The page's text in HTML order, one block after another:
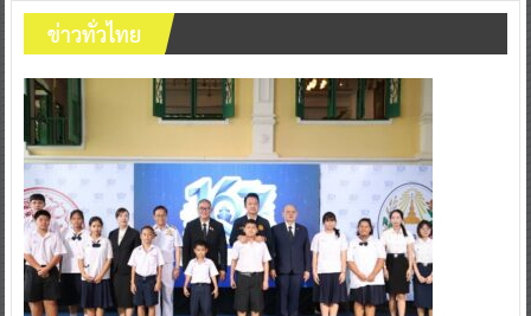
ข่าวทั่วไทย